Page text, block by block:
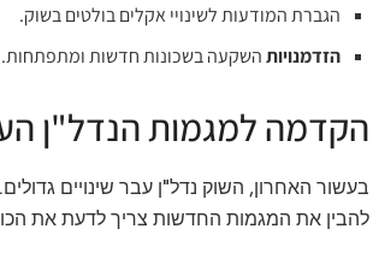
הגברת המודעות לשינויי אקלים בולטים בשוק.
הזדמנויותהשקעה בשכונות חדשות ומתפתחות.
הקדמה למגמות הנדל"ן
בעשור האחרון, השוק נדל"ן עבר שינויים
להבין את המגמות החדשות צריך לדעת את